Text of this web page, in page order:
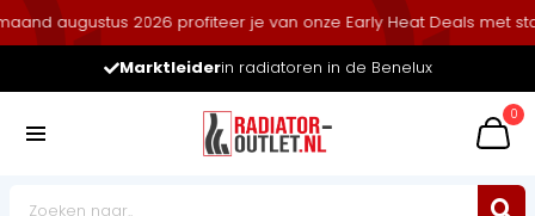
augustus 2026 profiteer je van onze Early Heat Deals met
Marktleiderin radiatoren in de Benelux
0